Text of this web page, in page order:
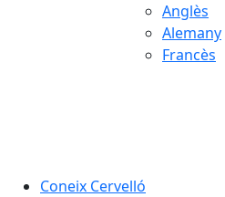
Anglès
Alemany
Francès
Coneix Cervelló